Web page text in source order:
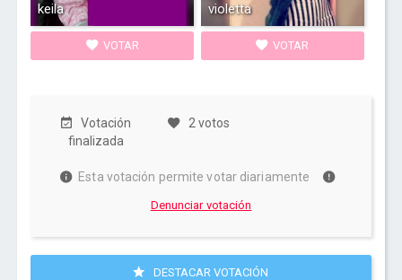
keila
VOTAR
violetta
VOTAR
Votación
finalizada
2 votos
Esta votación permite votar diariamente
Denunciar votación
DESTACAR VOTACIÓN